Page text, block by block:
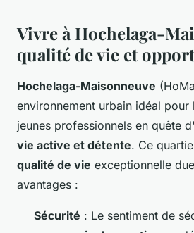
Vivre à Hochelaga-
qualité de vie et
Hochelaga-Maisonneuve
environnement urbain idéal pour
jeunes professionnels en quête
vie active et détente. Ce
qualité de vie exceptionnelle
avantages :
Sécurité : Le sentiment de